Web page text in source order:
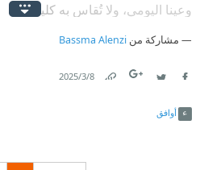
وعينا اليومي، ولا تُقاس به كليةً.
مشاركة من Bassma Alenzi
8‏/3‏/2025
أوافق